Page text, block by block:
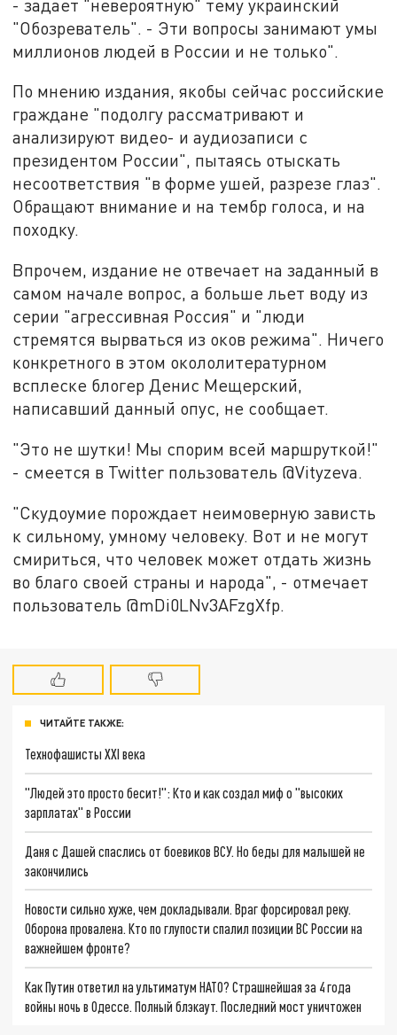
- задает "невероятную" тему украинский
"Обозреватель". - Эти вопросы занимают умы
миллионов людей в России и не только".
По мнению издания, якобы сейчас российские
граждане "подолгу рассматривают и
анализируют видео- и аудиозаписи с
президентом России", пытаясь отыскать
несоответствия "в форме ушей, разрезе глаз".
Обращают внимание и на тембр голоса, и на
походку.
Впрочем, издание не отвечает на заданный в
самом начале вопрос, а больше льет воду из
серии "агрессивная Россия" и "люди
стремятся вырваться из оков режима". Ничего
конкретного в этом окололитературном
всплеске блогер Денис Мещерский,
написавший данный опус, не сообщает.
"Это не шутки! Мы спорим всей маршруткой!"
- смеется в Twitter пользователь @Vityzeva.
"Скудоумие порождает неимоверную зависть
к сильному, умному человеку. Вот и не могут
смириться, что человек может отдать жизнь
во благо своей страны и народа", - отмечает
пользователь @mDi0LNv3AFzgXfp.
ЧИТАЙТЕ ТАКЖЕ:
Технофашисты XXI века
"Людей это просто бесит!": Кто и как создал миф о "высоких
зарплатах" в России
Даня с Дашей спаслись от боевиков ВСУ. Но беды для малышей не
закончились
Новости сильно хуже, чем докладывали. Враг форсировал реку.
Оборона провалена. Кто по глупости спалил позиции ВС России на
важнейшем фронте?
Как Путин ответил на ультиматум НАТО? Страшнейшая за 4 года
войны ночь в Одессе. Полный блэкаут. Последний мост уничтожен